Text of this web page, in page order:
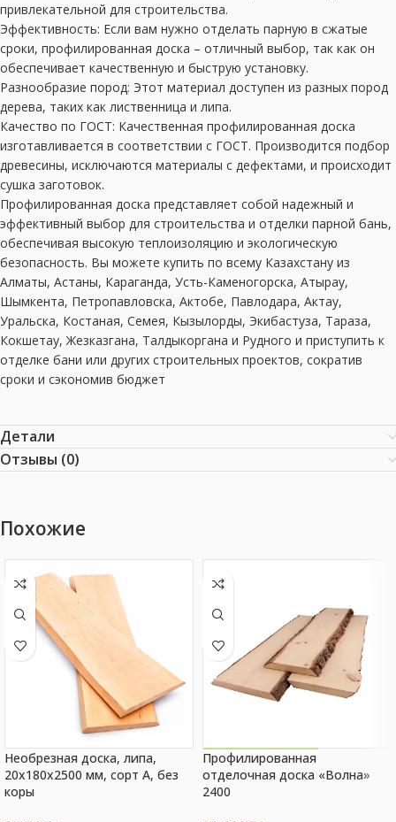
привлекательной для строительства.
Эффективность: Если вам нужно отделать парную в сжатые
сроки, профилированная доска – отличный выбор, так как он
обеспечивает качественную и быструю установку.
Разнообразие пород: Этот материал доступен из разных пород
дерева, таких как лиственница и липа.
Качество по ГОСТ: Качественная профилированная доска
изготавливается в соответствии с ГОСТ. Производится подбор
древесины, исключаются материалы с дефектами, и происходит
сушка заготовок.
Профилированная доска представляет собой надежный и
эффективный выбор для строительства и отделки парной бань,
обеспечивая высокую теплоизоляцию и экологическую
безопасность. Вы можете купить по всему Казахстану из
Алматы, Астаны, Караганда, Усть-Каменогорска, Атырау,
Шымкента, Петропавловска, Актобе, Павлодара, Актау,
Уральска, Костаная, Семея, Кызылорды, Экибастуза, Тараза,
Кокшетау, Жезказгана, Талдыкоргана и Рудного и приступить к
отделке бани или других строительных проектов, сократив
сроки и сэкономив бюджет
Детали
Отзывы (0)
Похожие
Необрезная доска, липа,
20x180x2500 мм, сорт A, без
коры
Акция на товар!
Профилированная
отделочная доска «Волна»
2400